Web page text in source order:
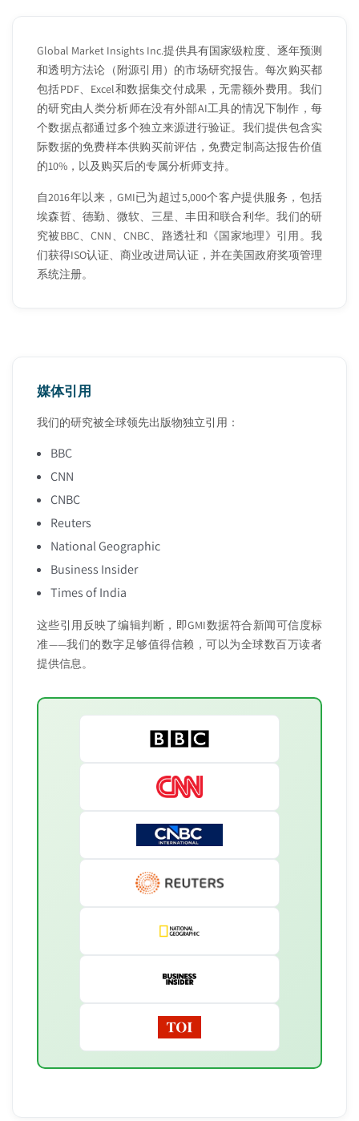
Global Market Insights Inc.提供具有国家级粒度、逐年预测
和透明方法论（附源引用）的市场研究报告。每次购买都
包括PDF、Excel和数据集交付成果，无需额外费用。我们
的研究由人类分析师在没有外部AI工具的情况下制作，每
个数据点都通过多个独立来源进行验证。我们提供包含实
际数据的免费样本供购买前评估，免费定制高达报告价值
的10%，以及购买后的专属分析师支持。
自2016年以来，GMI已为超过5,000个客户提供服务，包括
埃森哲、德勤、微软、三星、丰田和联合利华。我们的研
究被BBC、CNN、CNBC、路透社和《国家地理》引用。我
们获得ISO认证、商业改进局认证，并在美国政府奖项管理
系统注册。
媒体引用
我们的研究被全球领先出版物独立引用：
BBC
CNN
CNBC
Reuters
National Geographic
Business Insider
Times of India
这些引用反映了编辑判断，即GMI数据符合新闻可信度标
准——我们的数字足够值得信赖，可以为全球数百万读者
提供信息。